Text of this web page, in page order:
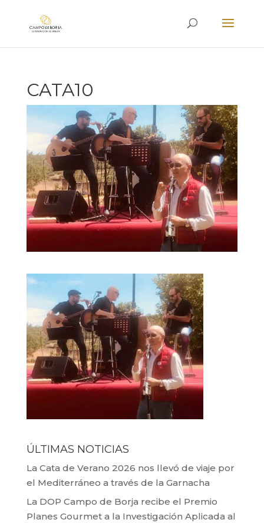
CATA10
ÚLTIMAS NOTICIAS
La Cata de Verano 2026 nos llevó de viaje por
el Mediterráneo a través de la Garnacha
La DOP Campo de Borja recibe el Premio
Planes Gourmet a la Investigación Aplicada al